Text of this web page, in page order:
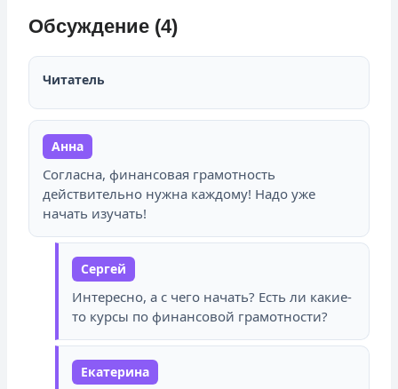
Обсуждение (4)
Читатель
Анна
Согласна, финансовая грамотность
действительно нужна каждому! Надо уже
начать изучать!
Сергей
Интересно, а с чего начать? Есть ли какие-
то курсы по финансовой грамотности?
Екатерина